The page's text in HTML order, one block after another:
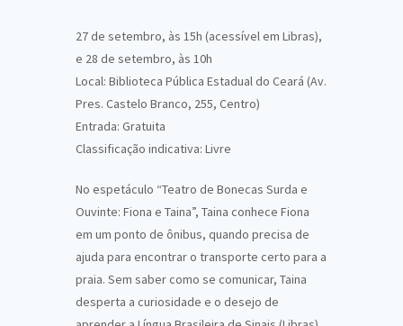
27 de setembro, às 15h (acessível em Libras),
e 28 de setembro, às 10h
Local: Biblioteca Pública Estadual do Ceará (Av.
Pres. Castelo Branco, 255, Centro)
Entrada: Gratuita
Classificação indicativa: Livre
No espetáculo “Teatro de Bonecas Surda e
Ouvinte: Fiona e Taina”, Taina conhece Fiona
em um ponto de ônibus, quando precisa de
ajuda para encontrar o transporte certo para a
praia. Sem saber como se comunicar, Taina
desperta a curiosidade e o desejo de